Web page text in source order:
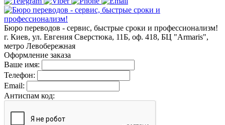
Бюро переводов - сервис, быстрые сроки и профессионализм!
г. Киев, ул. Евгения Сверстюка, 11Б, оф. 418, БЦ "Armaris",
метро Левобережная
Оформление заказа
Ваше имя:
Телефон:
Email:
Антиспам код: